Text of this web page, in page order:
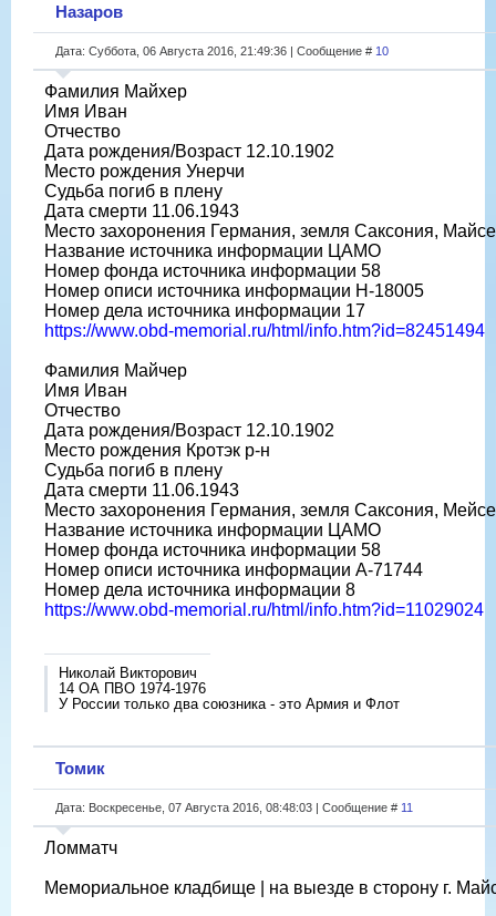
Назаров
Дата: Суббота, 06 Августа 2016, 21:49:36 | Сообщение # 10
Фамилия Майхер
Имя Иван
Отчество
Дата рождения/Возраст 12.10.1902
Место рождения Унерчи
Судьба погиб в плену
Дата смерти 11.06.1943
Место захоронения Германия, земля Саксония,
Название источника информации ЦАМО
Номер фонда источника информации 58
Номер описи источника информации H-18005
Номер дела источника информации 17
https://www.obd-memorial.ru/html/info.htm?id=82451494
Фамилия Майчер
Имя Иван
Отчество
Дата рождения/Возраст 12.10.1902
Место рождения Кротэк р-н
Судьба погиб в плену
Дата смерти 11.06.1943
Место захоронения Германия, земля Саксония,
Название источника информации ЦАМО
Номер фонда источника информации 58
Номер описи источника информации A-71744
Номер дела источника информации 8
https://www.obd-memorial.ru/html/info.htm?id=11029024
Николай Викторович
14 ОА ПВО 1974-1976
У России только два союзника - это Армия и Флот
Томик
Дата: Воскресенье, 07 Августа 2016, 08:48:03 | Сообщение # 11
Ломматч
Мемориальное кладбище | на выезде в сторону г.